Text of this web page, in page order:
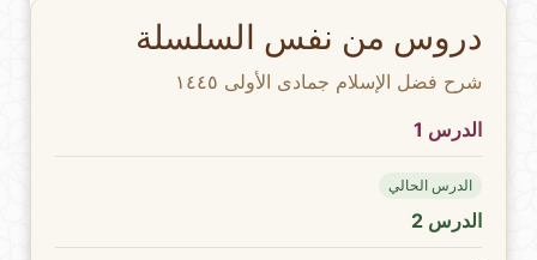
دروس من نفس السلسلة
شرح فضل الإسلام جمادى الأولى ١٤٤٥
الدرس 1
الدرس الحالي
الدرس 2